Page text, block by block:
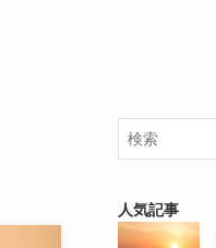
人気記事